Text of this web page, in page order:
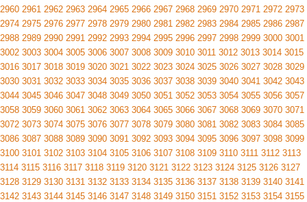
2960 2961 2962 2963 2964 2965 2966 2967 2968 2969 2970 2971 2972 2973
2974 2975 2976 2977 2978 2979 2980 2981 2982 2983 2984 2985 2986 2987
2988 2989 2990 2991 2992 2993 2994 2995 2996 2997 2998 2999 3000 3001
3002 3003 3004 3005 3006 3007 3008 3009 3010 3011 3012 3013 3014 3015
3016 3017 3018 3019 3020 3021 3022 3023 3024 3025 3026 3027 3028 3029
3030 3031 3032 3033 3034 3035 3036 3037 3038 3039 3040 3041 3042 3043
3044 3045 3046 3047 3048 3049 3050 3051 3052 3053 3054 3055 3056 3057
3058 3059 3060 3061 3062 3063 3064 3065 3066 3067 3068 3069 3070 3071
3072 3073 3074 3075 3076 3077 3078 3079 3080 3081 3082 3083 3084 3085
3086 3087 3088 3089 3090 3091 3092 3093 3094 3095 3096 3097 3098 3099
3100 3101 3102 3103 3104 3105 3106 3107 3108 3109 3110 3111 3112 3113
3114 3115 3116 3117 3118 3119 3120 3121 3122 3123 3124 3125 3126 3127
3128 3129 3130 3131 3132 3133 3134 3135 3136 3137 3138 3139 3140 3141
3142 3143 3144 3145 3146 3147 3148 3149 3150 3151 3152 3153 3154 3155